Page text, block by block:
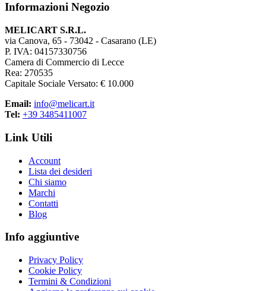
Informazioni Negozio
MELICART S.R.L.
via Canova, 65 - 73042 - Casarano (LE)
P. IVA: 04157330756
Camera di Commercio di Lecce
Rea: 270535
Capitale Sociale Versato: € 10.000
Email: info@melicart.it
Tel: +39 3485411007
Link Utili
Account
Lista dei desideri
Chi siamo
Marchi
Contatti
Blog
Info aggiuntive
Privacy Policy
Cookie Policy
Termini & Condizioni